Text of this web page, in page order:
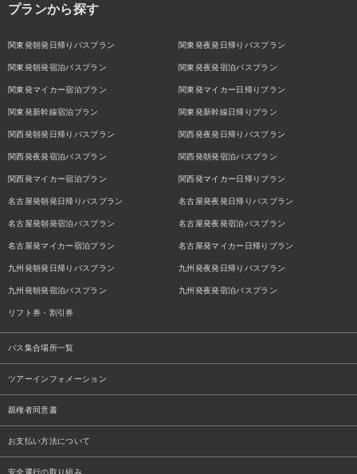
プランから探す
関東発朝発日帰りバスプラン 関東発夜発日帰りバスプラン
関東発朝発宿泊バスプラン 関東発夜発宿泊バスプラン
関東発マイカー宿泊プラン 関東発マイカー日帰りプラン
関東発新幹線宿泊プラン 関東発新幹線日帰りプラン
関西発朝発日帰りバスプラン 関西発夜発日帰りバスプラン
関西発夜発宿泊バスプラン 関西発朝発宿泊バスプラン
関西発マイカー宿泊プラン 関西発マイカー日帰りプラン
名古屋発朝発日帰りバスプラン 名古屋発夜発日帰りバスプラン
名古屋発朝発宿泊バスプラン 名古屋発夜発宿泊バスプラン
名古屋発マイカー宿泊プラン 名古屋発マイカー日帰りプラン
九州発朝発日帰りバスプラン 九州発夜発日帰りバスプラン
九州発朝発宿泊バスプラン 九州発夜発宿泊バスプラン
リフト券・割引券
バス集合場所一覧
ツアーインフォメーション
親権者同意書
お支払い方法について
安全運行の取り組み